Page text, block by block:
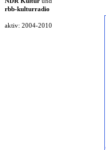
rbb-kulturradio
aktiv: 2004-2010